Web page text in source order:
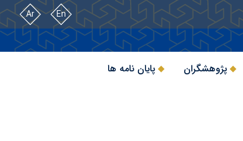
En
Ar
پژوهشگران پایان نامه ها